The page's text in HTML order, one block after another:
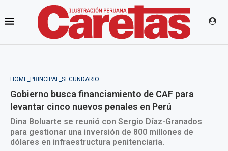
HOME_PRINCIPAL_SECUNDARIO
Gobierno busca financiamiento de CAF para
levantar cinco nuevos penales en Perú
Dina Boluarte se reunió con Sergio Díaz-Granados
para gestionar una inversión de 800 millones de
dólares en infraestructura penitenciaria.